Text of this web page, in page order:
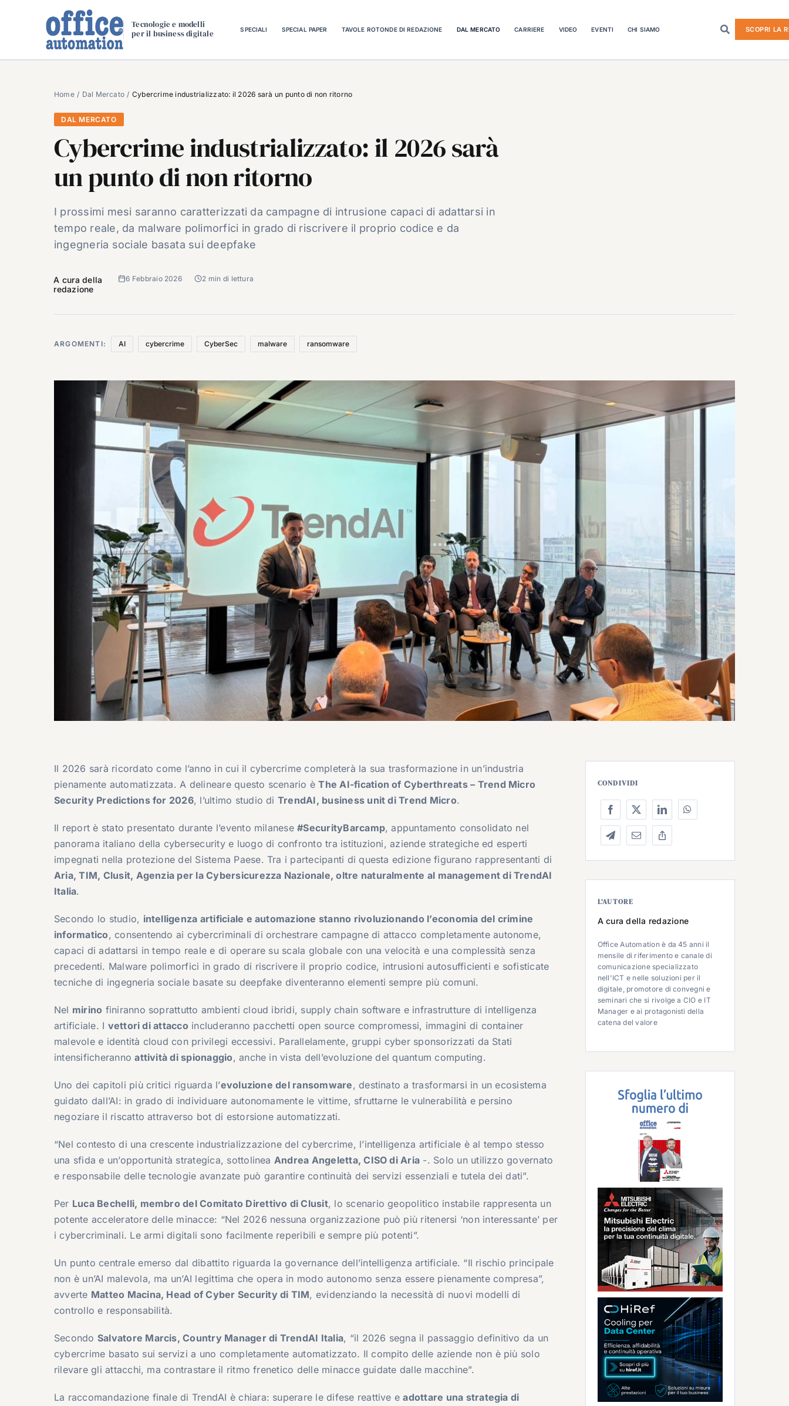
Tecnologie e modelli
per il business digitale
SPECIALI SPECIAL PAPER TAVOLE ROTONDE DI REDAZIONE DAL MERCATO CARRIERE VIDEO EVENTI CHI SIAMO SCOPRI LA
Home Dal Mercato Cybercrime industrializzato: il 2026 sarà un punto di non ritorno
DAL MERCATO
Cybercrime industrializzato: il 2026 sarà
un punto di non ritorno
I prossimi mesi saranno caratterizzati da campagne di intrusione capaci di adattarsi in
tempo reale, da malware polimorfici in grado di riscrivere il proprio codice e da
ingegneria sociale basata sui deepfake
A cura della
redazione
6 Febbraio 2026 2 min di lettura
ARGOMENTI: AI cybercrime CyberSec malware ransomware
Il 2026 sarà ricordato come l’anno in cui il cybercrime completerà la sua trasformazione in un’industria
pienamente automatizzata. A delineare questo scenario èThe AI-fication of Cyberthreats – Trend Micro
Security Predictions for 2026, l’ultimo studio di TrendAI, business unit di Trend Micro.
Il report è stato presentato durante l’evento milanese#SecurityBarcamp, appuntamento consolidato nel
panorama italiano della cybersecurity e luogo di confronto tra istituzioni, aziende strategiche ed esperti
impegnati nella protezione del Sistema Paese. Tra i partecipanti di questa edizione figurano rappresentanti di
Aria, TIM, Clusit, Agenzia per la Cybersicurezza Nazionale, oltre naturalmente al management di TrendAI
Italia.
Secondo lo studio, intelligenza artificiale e automazione stanno rivoluzionando l’economia del crimine
informatico, consentendo ai cybercriminali di orchestrare campagne di attacco completamente autonome,
capaci di adattarsi in tempo reale e di operare su scala globale con una velocità e una complessità senza
precedenti. Malware polimorfici in grado di riscrivere il proprio codice, intrusioni autosufficienti e sofisticate
tecniche di ingegneria sociale basate su deepfake diventeranno elementi sempre più comuni.
Nel mirino finiranno soprattutto ambienti cloud ibridi, supply chain software e infrastrutture di intelligenza
artificiale. I vettori di attacco includeranno pacchetti open source compromessi, immagini di container
malevole e identità cloud con privilegi eccessivi. Parallelamente, gruppi cyber sponsorizzati da Stati
intensificherannoattività di spionaggio, anche in vista dell’evoluzione del quantum computing.
Uno dei capitoli più critici riguarda l’evoluzione del ransomware, destinato a trasformarsi in un ecosistema
guidato dall’AI: in grado di individuare autonomamente le vittime, sfruttarne le vulnerabilità e persino
negoziare il riscatto attraverso bot di estorsione automatizzati.
“Nel contesto di una crescente industrializzazione del cybercrime, l’intelligenza artificiale è al tempo stesso
una sfida e un’opportunità strategica, sottolinea Andrea Angeletta, CISO di Aria -. Solo un utilizzo governato
e responsabile delle tecnologie avanzate può garantire continuità dei servizi essenziali e tutela dei dati”.
Per Luca Bechelli, membro del Comitato Direttivo di Clusit, lo scenario geopolitico instabile rappresenta un
potente acceleratore delle minacce: “Nel 2026 nessuna organizzazione può più ritenersi ‘non interessante’ per
i cybercriminali. Le armi digitali sono facilmente reperibili e sempre più potenti”.
Un punto centrale emerso dal dibattito riguarda la governance dell’intelligenza artificiale. “Il rischio principale
non è un’AI malevola, ma un’AI legittima che opera in modo autonomo senza essere pienamente compresa”,
avverte Matteo Macina, Head of Cyber Security di TIM, evidenziando la necessità di nuovi modelli di
controllo e responsabilità.
Secondo Salvatore Marcis, Country Manager di TrendAI Italia, “il 2026 segna il passaggio definitivo da un
cybercrime basato sui servizi a uno completamente automatizzato. Il compito delle aziende non è più solo
rilevare gli attacchi, ma contrastare il ritmo frenetico delle minacce guidate dalle macchine”.
La raccomandazione finale di TrendAI è chiara: superare le difese reattive eadottare una strategia di
CONDIVIDI
L’AUTORE
A cura della redazione
Office Automation è da 45 anni il
mensile di riferimento e canale di
comunicazione specializzato
nell'ICT e nelle soluzioni per il
digitale, promotore di convegni e
seminari che si rivolge a CIO e IT
Manager e ai protagonisti della
catena del valore